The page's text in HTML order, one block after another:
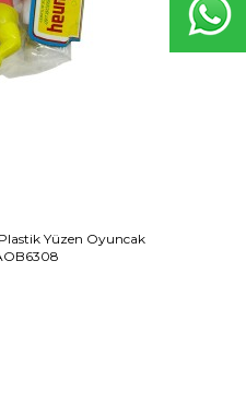
Yüzen Oyuncak